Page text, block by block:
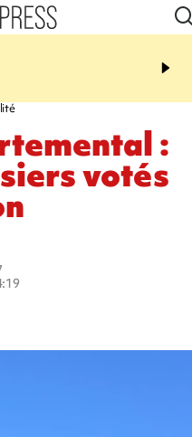
07:47
ses deux enfants
:
votés